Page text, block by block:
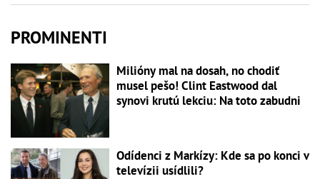
PROMINENTI
Milióny mal na dosah, no chodiť
musel pešo! Clint Eastwood dal
synovi krutú lekciu: Na toto zabudni
Odídenci z Markízy: Kde sa po konci v
televízii usídlili?